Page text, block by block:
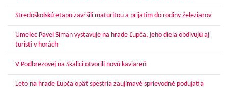
Stredoškolskú etapu zavŕšili maturitou a prijatím do rodiny železiarov
Umelec Pavel Siman vystavuje na hrade Ľupča, jeho diela obdivujú aj
turisti v horách
V Podbrezovej na Skalici otvorili novú kaviareň
Leto na hrade Ľupča opäť spestria zaujímavé sprievodné podujatia